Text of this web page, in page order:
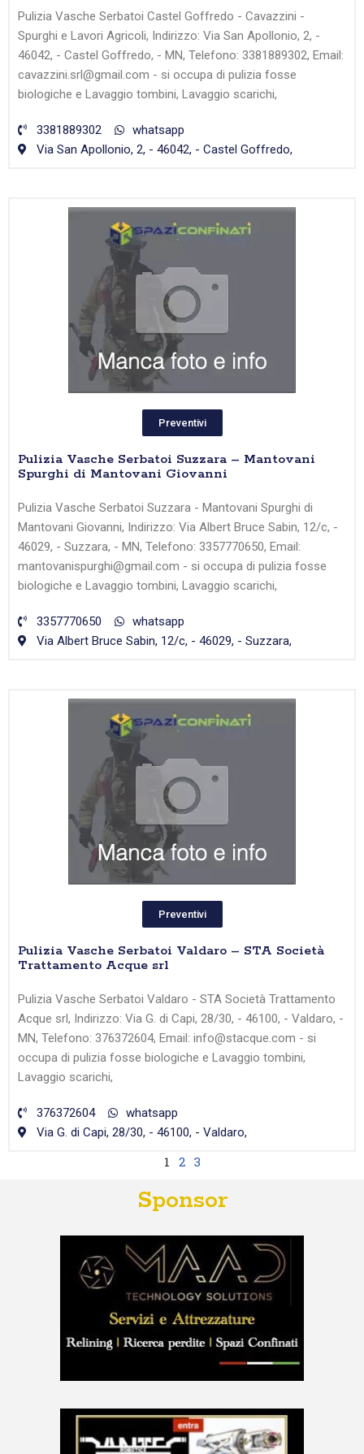
Pulizia Vasche Serbatoi Castel Goffredo - Cavazzini -
Spurghi e Lavori Agricoli, Indirizzo: Via San Apollonio, 2, -
46042, - Castel Goffredo, - MN, Telefono: 3381889302, Email:
cavazzini.srl@gmail.com - si occupa di pulizia fosse
biologiche e Lavaggio tombini, Lavaggio scarichi,
3381889302
whatsapp
Via San Apollonio, 2, - 46042, - Castel Goffredo,
Preventivi
Pulizia Vasche Serbatoi Suzzara – Mantovani
Spurghi di Mantovani Giovanni
Pulizia Vasche Serbatoi Suzzara - Mantovani Spurghi di
Mantovani Giovanni, Indirizzo: Via Albert Bruce Sabin, 12/c, -
46029, - Suzzara, - MN, Telefono: 3357770650, Email:
mantovanispurghi@gmail.com - si occupa di pulizia fosse
biologiche e Lavaggio tombini, Lavaggio scarichi,
3357770650
whatsapp
Via Albert Bruce Sabin, 12/c, - 46029, - Suzzara,
Preventivi
Pulizia Vasche Serbatoi Valdaro – STA Società
Trattamento Acque srl
Pulizia Vasche Serbatoi Valdaro - STA Società Trattamento
Acque srl, Indirizzo: Via G. di Capi, 28/30, - 46100, - Valdaro, -
MN, Telefono: 376372604, Email: info@stacque.com - si
occupa di pulizia fosse biologiche e Lavaggio tombini,
Lavaggio scarichi,
376372604
whatsapp
Via G. di Capi, 28/30, - 46100, - Valdaro,
1 2 3
Sponsor